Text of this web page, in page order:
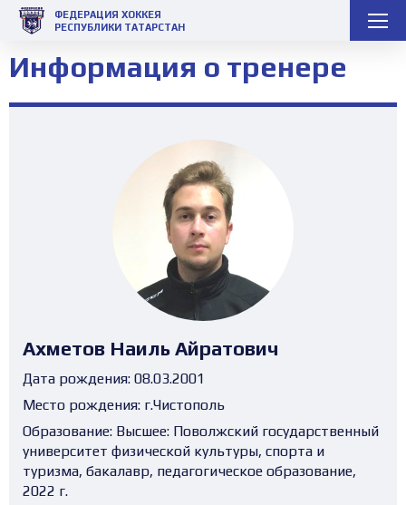
ФЕДЕРАЦИЯ ХОККЕЯ
РЕСПУБЛИКИ ТАТАРСТАН
Информация о тренере
Ахметов Наиль Айратович
Дата рождения: 08.03.2001
Место рождения: г.Чистополь
Образование: Высшее: Поволжский государственный
университет физической культуры, спорта и
туризма, бакалавр, педагогическое образование,
2022 г.